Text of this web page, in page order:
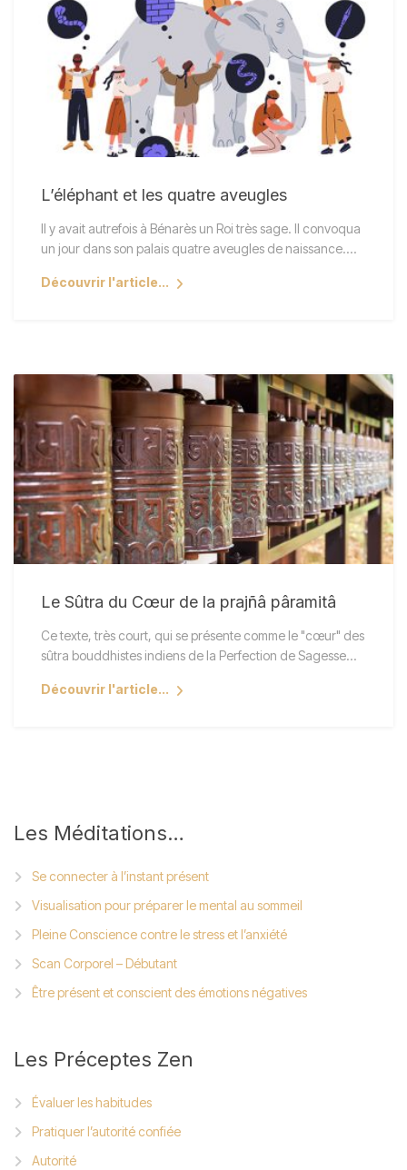
L’éléphant et les quatre aveugles
Il y avait autrefois à Bénarès un Roi très sage. Il convoqua
un jour dans son palais quatre aveugles de naissance.…
Découvrir l'article...
Le Sûtra du Cœur de la prajñâ pâramitâ
Ce texte, très court, qui se présente comme le "cœur" des
sûtra bouddhistes indiens de la Perfection de Sagesse…
Découvrir l'article...
Les Méditations…
Se connecter à l’instant présent
Visualisation pour préparer le mental au sommeil
Pleine Conscience contre le stress et l’anxiété
Scan Corporel – Débutant
Être présent et conscient des émotions négatives
Les Préceptes Zen
Évaluer les habitudes
Pratiquer l’autorité confiée
Autorité